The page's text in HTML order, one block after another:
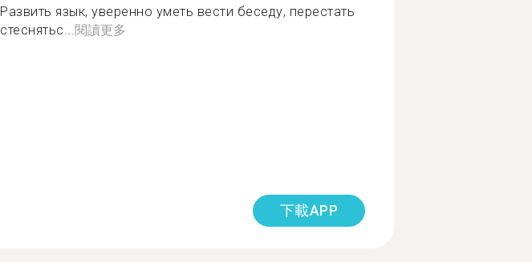
Развить язык, уверенно уметь вести беседу, перестать
стеснятьс...閱讀更多
下載APP